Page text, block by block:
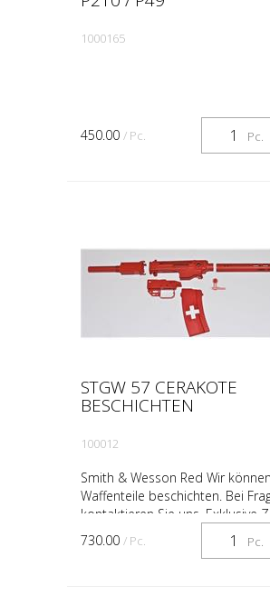
1000165
Pc.
450.00 / Pc.
STGW 57 CERAKOTE
BESCHICHTEN
100012
Smith & Wesson Red Wir
Waffenteile beschichten. Bei
kontaktieren Sie uns. Exklusive
Pc.
730.00 / Pc.